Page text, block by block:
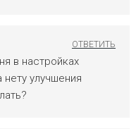
в настройках
улучшения